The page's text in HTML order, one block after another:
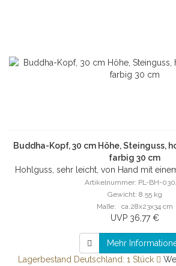
Buddha-Kopf, 30 cm Höhe, Steinguss,
farbig 30 cm
Hohlguss, sehr leicht, von Hand mit
Artikelnummer: PL-BH-
Gewicht: 8.55 kg
Maße: ca.28x23x34 cm
UVP 36,77 €
Mehr
Lagerbestand Deutschland: 1 Stück